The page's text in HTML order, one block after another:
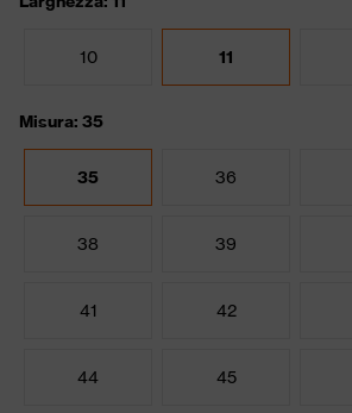
10 11
Misura: 35
35 36
38 39
41 42
44 45